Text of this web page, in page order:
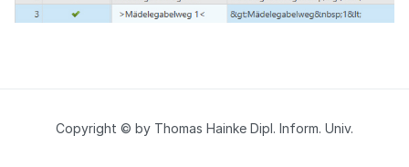
Copyright © by Thomas Hainke Dipl. Inform. Univ.